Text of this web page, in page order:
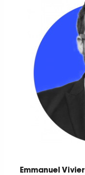
Emmanuel Vivier